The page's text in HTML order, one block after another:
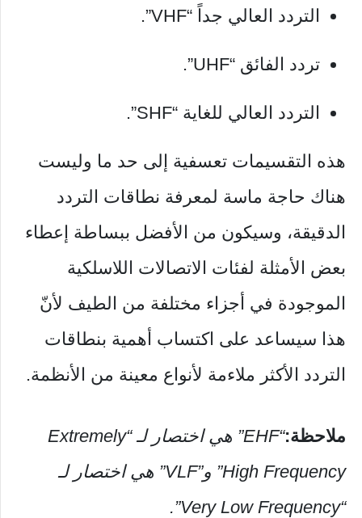
التردد العالي جداً “VHF”.
تردد الفائق “UHF”.
التردد العالي للغاية “SHF”.
هذه التقسيمات تعسفية إلى حد ما وليست
هناك حاجة ماسة لمعرفة نطاقات التردد
الدقيقة، وسيكون من الأفضل ببساطة إعطاء
بعض الأمثلة لفئات الاتصالات اللاسلكية
الموجودة في أجزاء مختلفة من الطيف لأنّ
هذا سيساعد على اكتساب أهمية بنطاقات
التردد الأكثر ملاءمة لأنواع معينة من الأنظمة.
ملاحظة:
“EHF” هي اختصار لـ “Extremely
High Frequency” و”VLF” هي اختصار لـ
“Very Low Frequency”.